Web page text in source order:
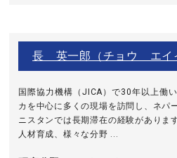
長 英一郎（チョウ エイ
国際協力機構（JICA）で30年以上働
カを中心に多くの現場を訪問し、ネパ
ニスタンでは長期滞在の経験がありま
人材育成、様々な分野 ...